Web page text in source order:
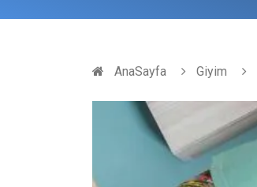
AnaSayfa Giyim